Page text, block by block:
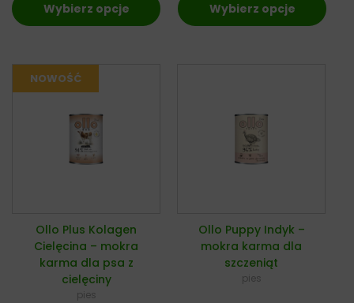
Wybierz opcje Wybierz opcje
Ollo Plus Kolagen
Cielęcina – mokra
karma dla psa z
cielęciny
pies
Ollo Puppy Indyk –
mokra karma dla
szczeniąt
pies